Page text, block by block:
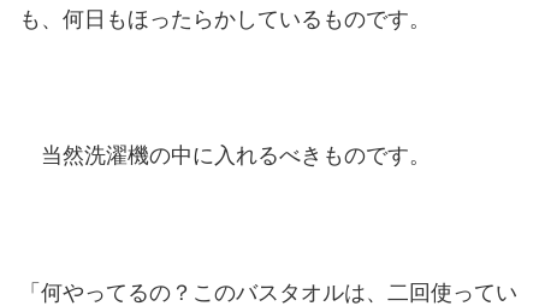
も、何日もほったらかしているものです。
当然洗濯機の中に入れるべきものです。
「何やってるの？このバスタオルは、二回使ってい